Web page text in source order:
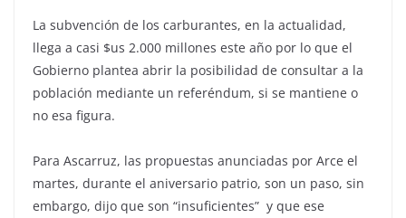
La subvención de los carburantes, en la actualidad,
llega a casi $us 2.000 millones este año por lo que el
Gobierno plantea abrir la posibilidad de consultar a la
población mediante un referéndum, si se mantiene o
no esa figura.
Para Ascarruz, las propuestas anunciadas por Arce el
martes, durante el aniversario patrio, son un paso, sin
embargo, dijo que son “insuficientes” y que ese